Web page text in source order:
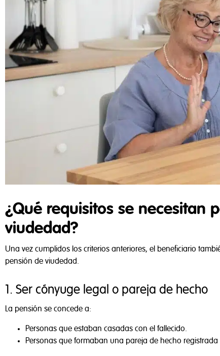
¿Qué requisitos se necesitan
viudedad?
Una vez cumplidos los criterios anteriores, el beneficiario
pensión de viudedad.
1. Ser cónyuge legal o pareja de hecho
La pensión se concede a:
Personas que estaban casadas con el fallecido.
Personas que formaban una pareja de hecho